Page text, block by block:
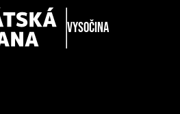
Vysočina